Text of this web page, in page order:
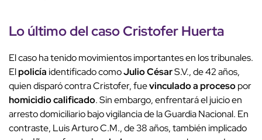
Lo último del casoCristofer Huerta
El caso ha tenido movimientos importantes en los tribunales.
Elpolicíaidentificado comoJulio CésarS.V., de 42 años,
quien disparó contra Cristofer, fuevinculado a procesopor
homicidio calificado. Sin embargo, enfrentará el juicio en
arresto domiciliario bajo vigilancia de la Guardia Nacional. En
contraste, Luis Arturo C.M., de 38 años, también implicado